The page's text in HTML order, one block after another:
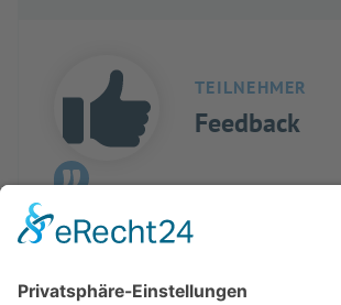
TEILNEHMER
Feedback
Herr Hecker hat das
anschaulich dargestellt
mich jetzt gut vorbereitet,